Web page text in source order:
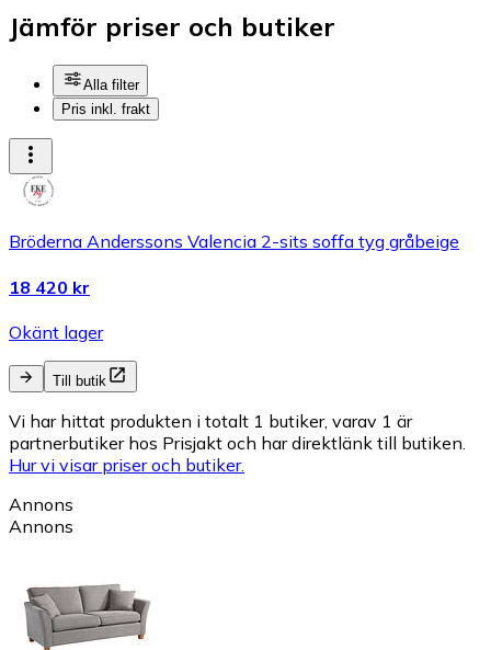
Jämför priser och butiker
Alla filter
Pris inkl. frakt
Bröderna Anderssons Valencia 2-sits soffa tyg gråbeige
18 420 kr
Okänt lager
Till butik
Vi har hittat produkten i totalt 1 butiker, varav 1 är
partnerbutiker hos Prisjakt och har direktlänk till butiken.
Hur vi visar priser och butiker.
Annons
Annons